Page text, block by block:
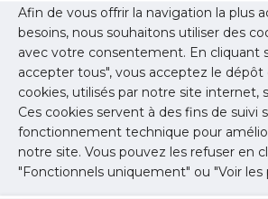
Afin de vous offrir la navigation la plus
besoins, nous souhaitons utiliser des
avec votre consentement. En cliquant
accepter tous", vous acceptez le dépôt
cookies, utilisés par notre site internet,
Ces cookies servent à des fins de suivi
fonctionnement technique pour
notre site. Vous pouvez les refuser en
"Fonctionnels uniquement" ou "Voir les
signature-urps-cdc-arsisf
Publié le :21 novembre 2023
Partager cet article :